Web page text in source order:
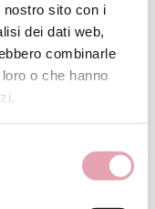
sito con i
dei dati web,
combinarle
o che hanno